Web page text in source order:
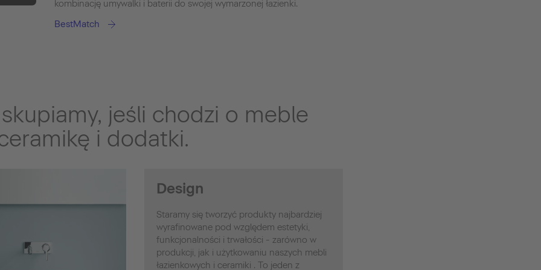
kombinację umywalki i baterii do swojej wymarzonej łazienki.
BestMatch
jeśli chodzi o meble
i dodatki.
Design
Staramy się tworzyć produkty najbardziej
wyrafinowane pod względem estetyki,
funkcjonalności i trwałości - zarówno w
produkcji, jak i użytkowaniu naszych mebli
łazienkowych i ceramiki . To jeden z